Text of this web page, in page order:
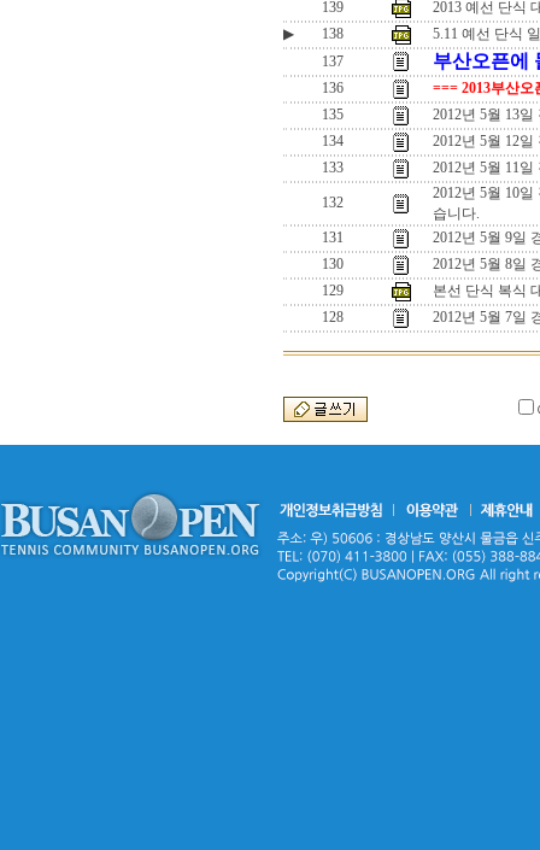
139
2013 예선 단식
▶
138
5.11 예선 단식
137
부산오픈에
136
=== 2013부산
135
2012년 5월 13
134
2012년 5월 12
133
2012년 5월 11
132
2012년 5월 10
습니다.
131
2012년 5월 9일
130
2012년 5월 8일
129
본선 단식 복식
128
2012년 5월 7일